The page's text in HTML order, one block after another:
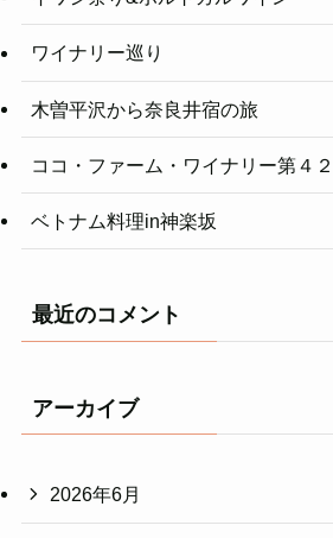
ワイナリー巡り
木曽平沢から奈良井宿の旅
ココ・ファーム・ワイナリー第４
ベトナム料理in神楽坂
最近のコメント
アーカイブ
2026年6月